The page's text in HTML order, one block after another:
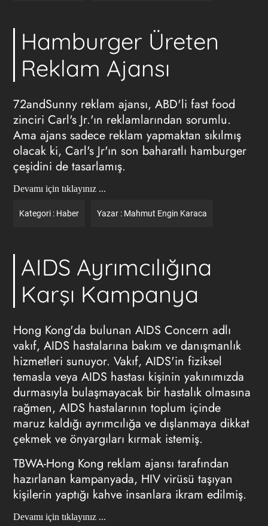
Hamburger Üreten
Reklam Ajansı
72andSunny reklam ajansı, ABD'li fast food
zinciri Carl's Jr.'ın reklamlarından sorumlu.
Ama ajans sadece reklam yapmaktan sıkılmış
olacak ki, Carl's Jr'ın son baharatlı hamburger
çeşidini de tasarlamış.
Devamı için tıklayınız ...
Kategori : Haber Yazar : Mahmut Engin Karaca
AIDS Ayrımcılığına
Karşı Kampanya
Hong Kong'da bulunan AIDS Concern adlı
vakıf, AIDS hastalarına bakım ve danışmanlık
hizmetleri sunuyor. Vakıf, AIDS'in fiziksel
temasla veya AIDS hastası kişinin yakınımızda
durmasıyla bulaşmayacak bir hastalık olmasına
rağmen, AIDS hastalarının toplum içinde
maruz kaldığı ayrımcılığa ve dışlanmaya dikkat
çekmek ve önyargıları kırmak istemiş.
TBWA-Hong Kong reklam ajansı tarafından
hazırlanan kampanyada, HIV virüsü taşıyan
kişilerin yaptığı kahve insanlara ikram edilmiş.
Devamı için tıklayınız ...